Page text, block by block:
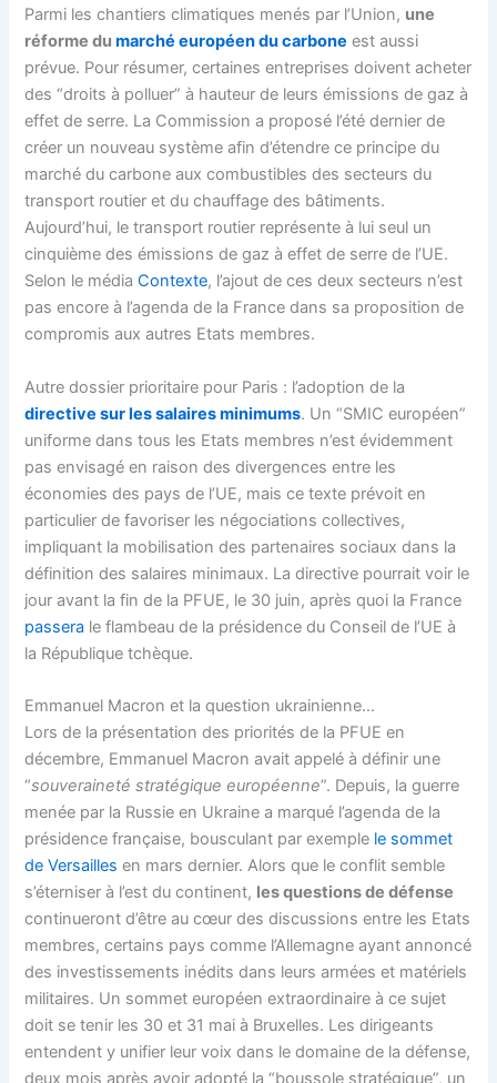
Parmi les chantiers climatiques menés par l’Union, une
réforme dumarché européen du carbone est aussi
prévue. Pour résumer, certaines entreprises doivent acheter
des “droits à polluer” à hauteur de leurs émissions de gaz à
effet de serre. La Commission a proposé l’été dernier de
créer un nouveau système afin d’étendre ce principe du
marché du carbone aux combustibles des secteurs du
transport routier et du chauffage des bâtiments.
Aujourd’hui, le transport routier représente à lui seul un
cinquième des émissions de gaz à effet de serre de l’UE.
Selon le médiaContexte, l’ajout de ces deux secteurs n’est
pas encore à l’agenda de la France dans sa proposition de
compromis aux autres Etats membres.
Autre dossier prioritaire pour Paris : l’adoption de la
directive sur les salaires minimums. Un “SMIC européen”
uniforme dans tous les Etats membres n’est évidemment
pas envisagé en raison des divergences entre les
économies des pays de l’UE, mais ce texte prévoit en
particulier de favoriser les négociations collectives,
impliquant la mobilisation des partenaires sociaux dans la
définition des salaires minimaux. La directive pourrait voir le
jour avant la fin de la PFUE, le 30 juin, après quoi la France
passera le flambeau de la présidence du Conseil de l’UE à
la République tchèque.
Emmanuel Macron et la question ukrainienne…
Lors de la présentation des priorités de la PFUE en
décembre, Emmanuel Macron avait appelé à définir une
“souveraineté stratégique européenne”. Depuis, la guerre
menée par la Russie en Ukraine a marqué l’agenda de la
présidence française, bousculant par exemple le sommet
de Versailles en mars dernier. Alors que le conflit semble
s’éterniser à l’est du continent, les questions de défense
continueront d’être au cœur des discussions entre les Etats
membres, certains pays comme l’Allemagne ayant annoncé
des investissements inédits dans leurs armées et matériels
militaires. Un sommet européen extraordinaire à ce sujet
doit se tenir les 30 et 31 mai à Bruxelles. Les dirigeants
entendent y unifier leur voix dans le domaine de la défense,
deux mois après avoir adopté la “boussole stratégique”, un